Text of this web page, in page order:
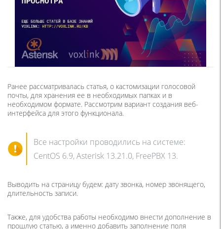
Ранее рассматривалась статья, о кастомизации голосовой
почты, для хранения ее в необходимых папках и в
необходимом формате. Рассмотрим вариант создания веб-
интерфейса для этого функционала.
Все настройки проводились на системе:
CentOS 6.9, Asterisk 13.21.0, FreePBX 13.
Выводить на страницу будем: дату звонка, номер звонящего,
длительность записи.
Также, для удобства работы необходимо внести дополнение в
прошлую статью, а именно добавить заполнение поля